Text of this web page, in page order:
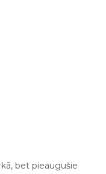
bet pieaugušie